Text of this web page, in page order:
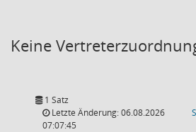
Keine
1 Satz
Letzte Änderung: 06.08.2026
07:07:45